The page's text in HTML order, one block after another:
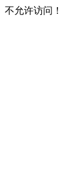
不允许访问！